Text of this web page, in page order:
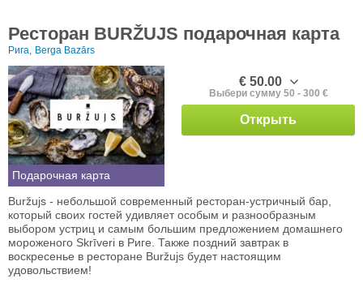
Ресторан BURŽUJS подарочная карта
Рига, Berga Bazārs
Подарочная карта
€ 50.00
Выбери сумму 50 - 300 €
Открыть
Buržujs - небольшой современный ресторан-устричный бар,
который своих гостей удивляет особым и разнообразным
выбором устриц и самым большим предложением домашнего
мороженого Skrīveri в Риге. Также поздний завтрак в
воскресенье в ресторане Buržujs будет настоящим
удовольствием!